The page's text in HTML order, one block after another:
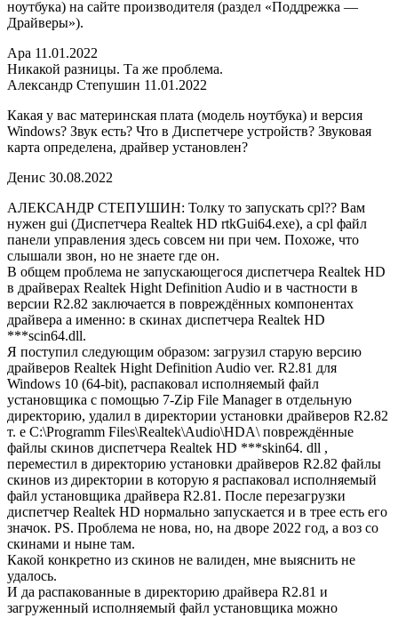
ноутбука) на сайте производителя (раздел «Поддрежка —
Драйверы»).
Ара 11.01.2022
Никакой разницы. Та же проблема.
Александр Степушин 11.01.2022
Какая у вас материнская плата (модель ноутбука) и версия
Windows? Звук есть? Что в Диспетчере устройств? Звуковая
карта определена, драйвер установлен?
Денис 30.08.2022
АЛЕКСАНДР СТЕПУШИН: Толку то запускать cpl?? Вам
нужен gui (Диспетчера Realtek HD rtkGui64.exe), a cpl файл
панели управления здесь совсем ни при чем. Похоже, что
слышали звон, но не знаете где он.
В общем проблема не запускающегося диспетчера Realtek HD
в драйверах Realtek Hight Definition Audio и в частности в
версии R2.82 заключается в повреждённых компонентах
драйвера а именно: в скинах диспетчера Realtek HD
***scin64.dll.
Я поступил следующим образом: загрузил старую версию
драйверов Realtek Hight Definition Audio ver. R2.81 для
Windows 10 (64-bit), распаковал исполняемый файл
установщика с помощью 7-Zip File Manager в отдельную
директорию, удалил в директории установки драйверов R2.82
т. е C:\Programm Files\Realtek\Audio\HDA\ повреждённые
файлы скинов диспетчера Realtek HD ***skin64. dll ,
переместил в директорию установки драйверов R2.82 файлы
скинов из директории в которую я распаковал исполняемый
файл установщика драйвера R2.81. После перезагрузки
диспетчер Realtek HD нормально запускается и в трее есть его
значок. PS. Проблема не нова, но, на дворе 2022 год, а воз со
скинами и ныне там.
Какой конкретно из скинов не валиден, мне выяснить не
удалось.
И да распакованные в директорию драйвера R2.81 и
загруженный исполняемый файл установщика можно